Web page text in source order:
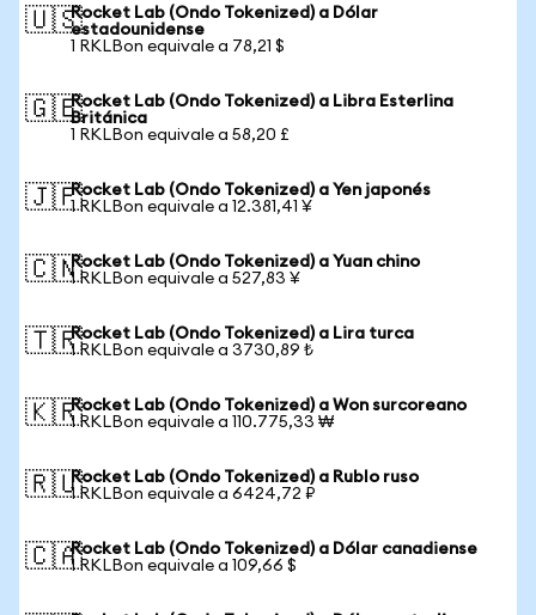
🇺🇸Rocket Lab (Ondo Tokenized) a Dólar
estadounidense
1 RKLBon equivale a 78,21 $
🇬🇧Rocket Lab (Ondo Tokenized) a Libra Esterlina
Británica
1 RKLBon equivale a 58,20 £
🇯🇵Rocket Lab (Ondo Tokenized) a Yen japonés
1 RKLBon equivale a 12.381,41 ¥
🇨🇳Rocket Lab (Ondo Tokenized) a Yuan chino
1 RKLBon equivale a 527,83 ¥
🇹🇷Rocket Lab (Ondo Tokenized) a Lira turca
1 RKLBon equivale a 3730,89 ₺
🇰🇷Rocket Lab (Ondo Tokenized) a Won surcoreano
1 RKLBon equivale a 110.775,33 ₩
🇷🇺Rocket Lab (Ondo Tokenized) a Rublo ruso
1 RKLBon equivale a 6424,72 ₽
🇨🇦Rocket Lab (Ondo Tokenized) a Dólar canadiense
1 RKLBon equivale a 109,66 $